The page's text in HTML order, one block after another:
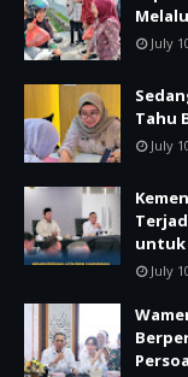
July
Tahu
July
untuk
July